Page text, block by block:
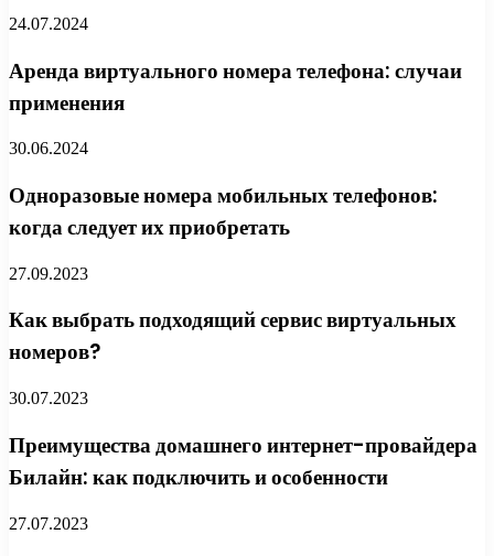
24.07.2024
Аренда виртуального номера телефона: случаи
применения
30.06.2024
Одноразовые номера мобильных телефонов:
когда следует их приобретать
27.09.2023
Как выбрать подходящий сервис виртуальных
номеров?
30.07.2023
Преимущества домашнего интернет-провайдера
Билайн: как подключить и особенности
27.07.2023